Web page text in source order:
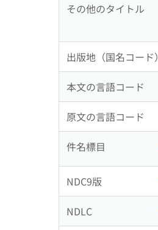
その他のタイトル
出版地（国名コード）
本文の言語コード
原文の言語コード
件名標目
NDC9版
NDLC